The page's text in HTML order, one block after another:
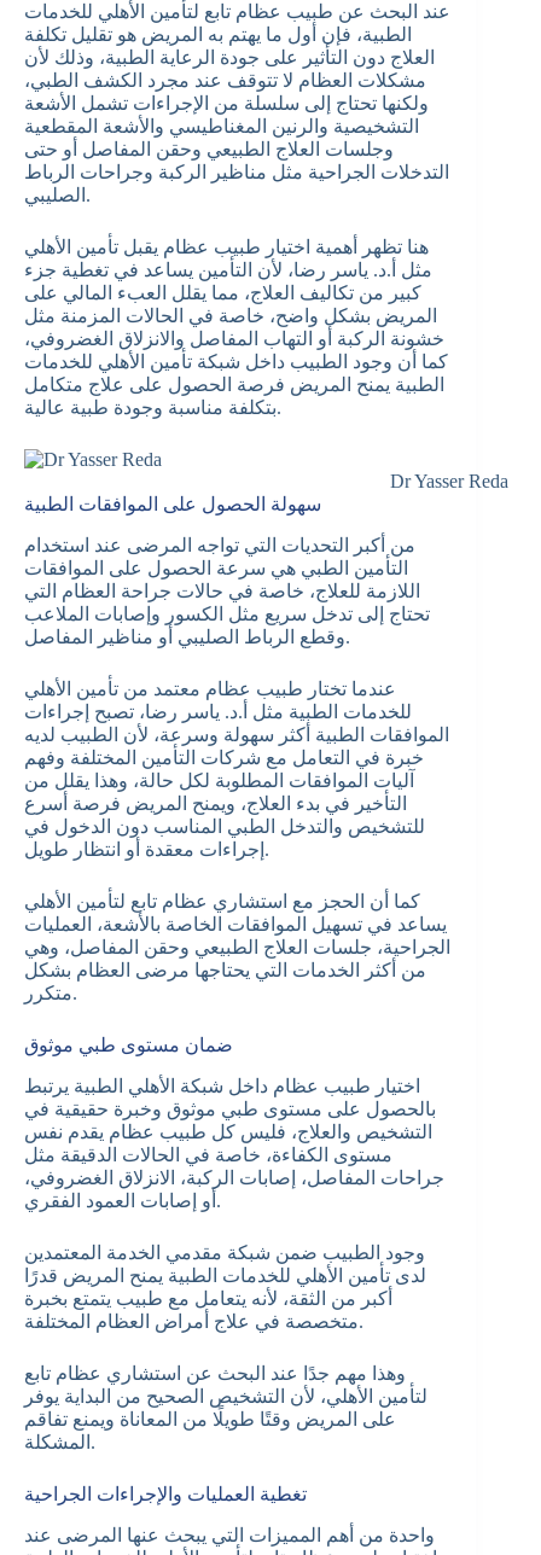
عند البحث عن طبيب عظام تابع لتأمين الأهلي للخدمات
الطبية، فإن أول ما يهتم به المريض هو تقليل تكلفة
العلاج دون التأثير على جودة الرعاية الطبية، وذلك لأن
مشكلات العظام لا تتوقف عند مجرد الكشف الطبي،
ولكنها تحتاج إلى سلسلة من الإجراءات تشمل الأشعة
التشخيصية والرنين المغناطيسي والأشعة المقطعية
وجلسات العلاج الطبيعي وحقن المفاصل أو حتى
التدخلات الجراحية مثل مناظير الركبة وجراحات الرباط
الصليبي.
هنا تظهر أهمية اختيار طبيب عظام يقبل تأمين الأهلي
مثل أ.د. ياسر رضا، لأن التأمين يساعد في تغطية جزء
كبير من تكاليف العلاج، مما يقلل العبء المالي على
المريض بشكل واضح، خاصة في الحالات المزمنة مثل
خشونة الركبة أو التهاب المفاصل والانزلاق الغضروفي،
كما أن وجود الطبيب داخل شبكة تأمين الأهلي للخدمات
الطبية يمنح المريض فرصة الحصول على علاج متكامل
بتكلفة مناسبة وجودة طبية عالية.
Dr Yasser Reda
سهولة الحصول على الموافقات الطبية
من أكبر التحديات التي تواجه المرضى عند استخدام
التأمين الطبي هي سرعة الحصول على الموافقات
اللازمة للعلاج، خاصة في حالات جراحة العظام التي
تحتاج إلى تدخل سريع مثل الكسور وإصابات الملاعب
وقطع الرباط الصليبي أو مناظير المفاصل.
عندما تختار طبيب عظام معتمد من تأمين الأهلي
للخدمات الطبية مثل أ.د. ياسر رضا، تصبح إجراءات
الموافقات الطبية أكثر سهولة وسرعة، لأن الطبيب لديه
خبرة في التعامل مع شركات التأمين المختلفة وفهم
آليات الموافقات المطلوبة لكل حالة، وهذا يقلل من
التأخير في بدء العلاج، ويمنح المريض فرصة أسرع
للتشخيص والتدخل الطبي المناسب دون الدخول في
إجراءات معقدة أو انتظار طويل.
كما أن الحجز مع استشاري عظام تابع لتأمين الأهلي
يساعد في تسهيل الموافقات الخاصة بالأشعة، العمليات
الجراحية، جلسات العلاج الطبيعي وحقن المفاصل، وهي
من أكثر الخدمات التي يحتاجها مرضى العظام بشكل
متكرر.
ضمان مستوى طبي موثوق
اختيار طبيب عظام داخل شبكة الأهلي الطبية يرتبط
بالحصول على مستوى طبي موثوق وخبرة حقيقية في
التشخيص والعلاج، فليس كل طبيب عظام يقدم نفس
مستوى الكفاءة، خاصة في الحالات الدقيقة مثل
جراحات المفاصل، إصابات الركبة، الانزلاق الغضروفي،
أو إصابات العمود الفقري.
وجود الطبيب ضمن شبكة مقدمي الخدمة المعتمدين
لدى تأمين الأهلي للخدمات الطبية يمنح المريض قدرًا
أكبر من الثقة، لأنه يتعامل مع طبيب يتمتع بخبرة
متخصصة في علاج أمراض العظام المختلفة.
وهذا مهم جدًا عند البحث عن استشاري عظام تابع
لتأمين الأهلي، لأن التشخيص الصحيح من البداية يوفر
على المريض وقتًا طويلًا من المعاناة ويمنع تفاقم
المشكلة.
تغطية العمليات والإجراءات الجراحية
واحدة من أهم المميزات التي يبحث عنها المرضى عند